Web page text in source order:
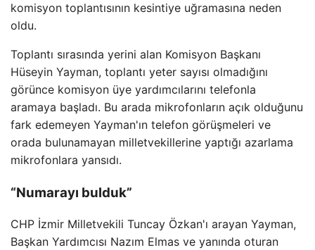
komisyon toplantısının kesintiye uğramasına neden
oldu.
Toplantı sırasında yerini alan Komisyon Başkanı
Hüseyin Yayman, toplantı yeter sayısı olmadığını
görünce komisyon üye yardımcılarını telefonla
aramaya başladı. Bu arada mikrofonların açık olduğunu
fark edemeyen Yayman'ın telefon görüşmeleri ve
orada bulunamayan milletvekillerine yaptığı azarlama
mikrofonlara yansıdı.
“Numarayı bulduk”
CHP İzmir Milletvekili Tuncay Özkan'ı arayan Yayman,
Başkan Yardımcısı Nazım Elmas ve yanında oturan